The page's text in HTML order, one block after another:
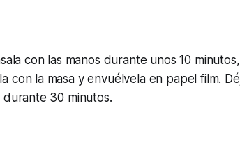
con las manos durante unos 10
con la masa y envuélvela en papel film.
30 minutos.